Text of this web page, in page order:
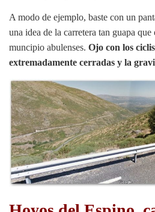
A modo de ejemplo, baste con un
una idea de la carretera tan guapa
muncipio abulenses. Ojo con los
extremadamente cerradas y la